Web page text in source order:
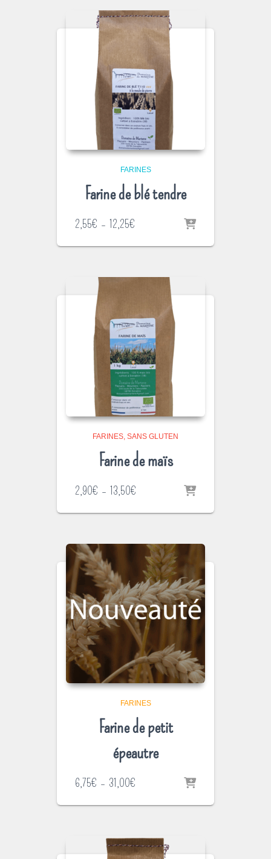
à
24,00€
FARINES
Farine de blé tendre
2,55€ – 12,25€
prix :
à
FARINES SANS GLUTEN
Farine de maïs
2,90€ – 13,50€
prix :
à
13,50€
FARINES
Farine de petit
épeautre
6,75€ – 31,00€
prix :
31,00€